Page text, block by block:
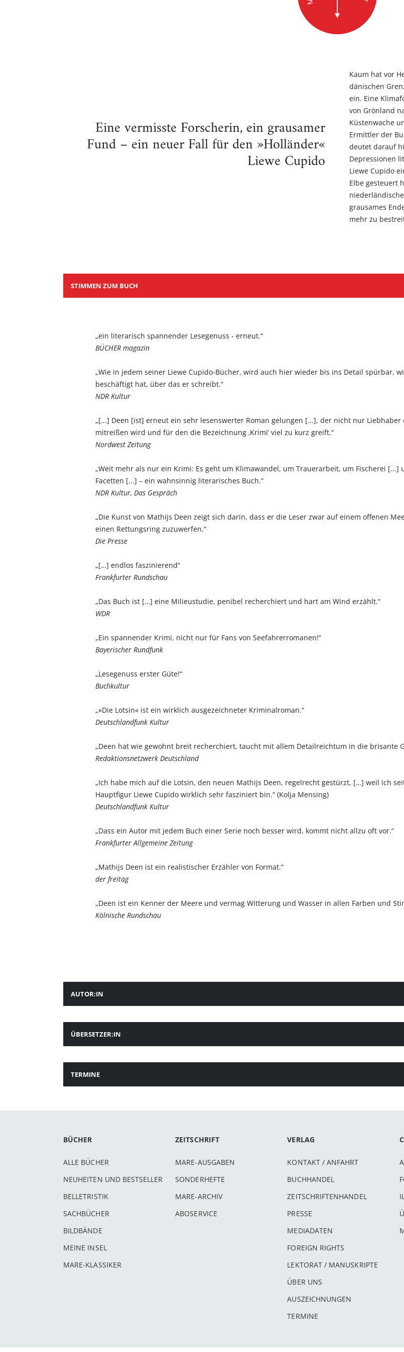
Eine vermisste Forscherin, ein grausamer
Fund – ein neuer Fall für den »Holländer«
Liewe Cupido
Kaum hat vor
dänischen
ein. Eine
von Grönland
Küstenwache
Ermittler der
deutet darauf
Depressionen
Liewe Cupido
Elbe gesteuert
grausames
mehr zu
STIMMEN ZUM BUCH
„ein literarisch spannender Lesegenuss - erneut.“
BÜCHER magazin
„Wie in jedem seiner Liewe Cupido-Bücher, wird auch hier wieder bis ins Detail spürbar,
beschäftigt hat, über das er schreibt.“
NDR Kultur
„[...] Deen [ist] erneut ein sehr lesenswerter Roman gelungen [...], der nicht nur
mitreißen wird und für den die Bezeichnung ‚Krimi’ viel zu kurz greift.“
Nordwest Zeitung
„Weit mehr als nur ein Krimi: Es geht um Klimawandel, um Trauerarbeit, um Fischerei
Facetten [...] – ein wahnsinnig literarisches Buch.“
NDR Kultur, Das Gespräch
„Die Kunst von Mathijs Deen zeigt sich darin, dass er die Leser zwar auf einem offenen
einen Rettungsring zuzuwerfen.“
Die Presse
„[…] endlos faszinierend“
Frankfurter Rundschau
„Das Buch ist […] eine Milieustudie, penibel recherchiert und hart am Wind erzählt.“
WDR
„Ein spannender Krimi, nicht nur für Fans von Seefahrerromanen!“
Bayerischer Rundfunk
„Lesegenuss erster Güte!“
Buchkultur
„»Die Lotsin« ist ein wirklich ausgezeichneter Kriminalroman.“
Deutschlandfunk Kultur
„Deen hat wie gewohnt breit recherchiert, taucht mit allem Detailreichtum in die brisante
Redaktionsnetzwerk Deutschland
„Ich habe mich auf die Lotsin, den neuen Mathijs Deen, regelrecht gestürzt, […] weil ich
Hauptfigur Liewe Cupido wirklich sehr fasziniert bin.“ (Kolja Mensing)
Deutschlandfunk Kultur
„Dass ein Autor mit jedem Buch einer Serie noch besser wird, kommt nicht allzu oft vor.“
Frankfurter Allgemeine Zeitung
„Mathijs Deen ist ein realistischer Erzähler von Format.“
der freitag
„Deen ist ein Kenner der Meere und vermag Witterung und Wasser in allen Farben und
Kölnische Rundschau
AUTOR:IN
ÜBERSETZER:IN
TERMINE
BÜCHER
ALLE BÜCHER
NEUHEITEN UND BESTSELLER
BELLETRISTIK
SACHBÜCHER
BILDBÄNDE
MEINE INSEL
MARE-KLASSIKER
ZEITSCHRIFT
MARE-AUSGABEN
SONDERHEFTE
MARE-ARCHIV
ABOSERVICE
VERLAG
KONTAKT / ANFAHRT
BUCHHANDEL
ZEITSCHRIFTENHANDEL
PRESSE
MEDIADATEN
FOREIGN RIGHTS
LEKTORAT / MANUSKRIPTE
ÜBER UNS
AUSZEICHNUNGEN
TERMINE